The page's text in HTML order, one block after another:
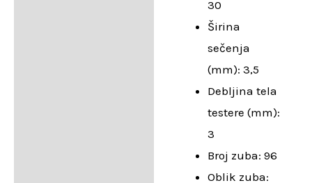
30
Širina
sečenja
(mm): 3,5
Debljina tela
testere (mm):
3
Broj zuba: 96
Oblik zuba: